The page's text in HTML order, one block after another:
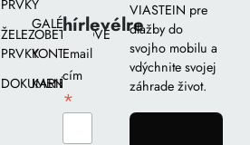
PRVKY
ŽELEZOBETÓNOVÉ
PRVKY
DOKUMENTY
GALÉRIA
KONTAKT
KARIÉRA
hírlevélre
Email
cím
*
VIASTEIN pre
dlažby do
svojho mobilu a
vdýchnite svojej
záhrade život.